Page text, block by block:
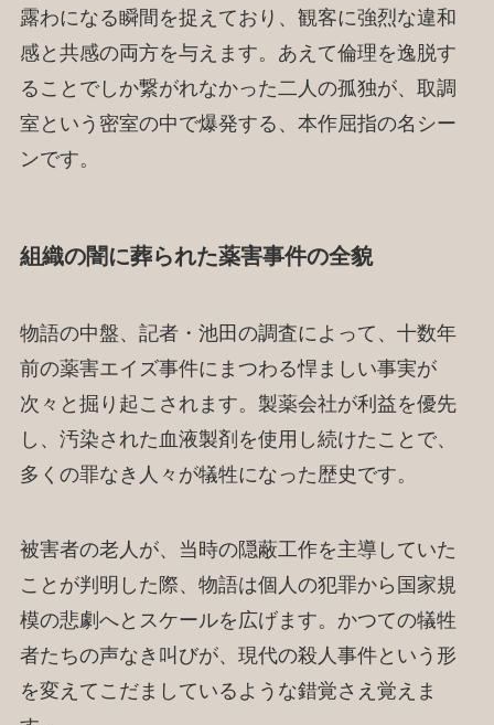
露わになる瞬間を捉えており、観客に強烈な違和
感と共感の両方を与えます。あえて倫理を逸脱す
ることでしか繋がれなかった二人の孤独が、取調
室という密室の中で爆発する、本作屈指の名シー
ンです。
組織の闇に葬られた薬害事件の全貌
物語の中盤、記者・池田の調査によって、十数年
前の薬害エイズ事件にまつわる悍ましい事実が
次々と掘り起こされます。製薬会社が利益を優先
し、汚染された血液製剤を使用し続けたことで、
多くの罪なき人々が犠牲になった歴史です。
被害者の老人が、当時の隠蔽工作を主導していた
ことが判明した際、物語は個人の犯罪から国家規
模の悲劇へとスケールを広げます。かつての犠牲
者たちの声なき叫びが、現代の殺人事件という形
を変えてこだましているような錯覚さえ覚えま